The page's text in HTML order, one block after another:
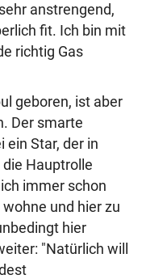
anstrengend,
fit. Ich bin mit
richtig Gas
geboren, ist aber
Der smarte
ein Star, der in
Hauptrolle
immer schon
und hier zu
hier
"Natürlich will